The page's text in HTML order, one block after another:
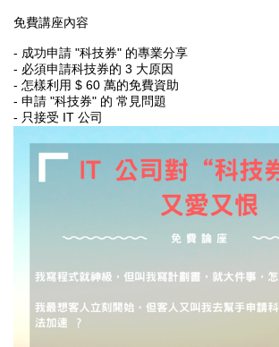
免費講座內容
- 成功申請 "科技券" 的專業分享
- 必須申請科技券的 3 大原因
- 怎樣利用 $ 60 萬的免費資助
- 申請 "科技券" 的 常見問題
- 只接受 IT 公司